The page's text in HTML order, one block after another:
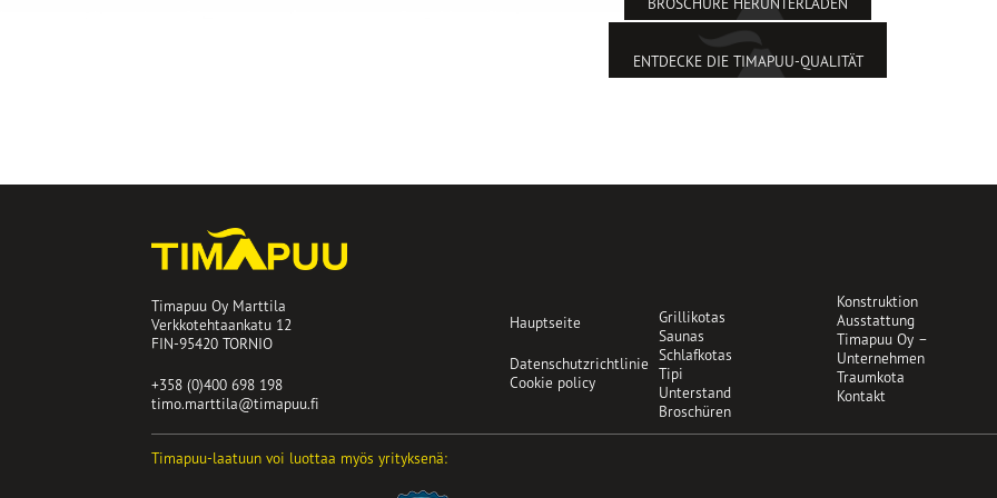
ENTDECKE DIE TIMAPUU-QUALITÄT
Timapuu Oy Marttila
Verkkotehtaankatu 12
FIN-95420 TORNIO
+358 (0)400 698 198
timo.marttila@timapuu.fi
Hauptseite
Datenschutzrichtlinie
Cookie policy
Grillikotas
Saunas
Schlafkotas
Tipi
Unterstand
Broschüren
Konstruktion
Ausstattung
Timapuu Oy –
Unternehmen
Traumkota
Kontakt
Timapuu-laatuun voi luottaa myös yrityksenä: